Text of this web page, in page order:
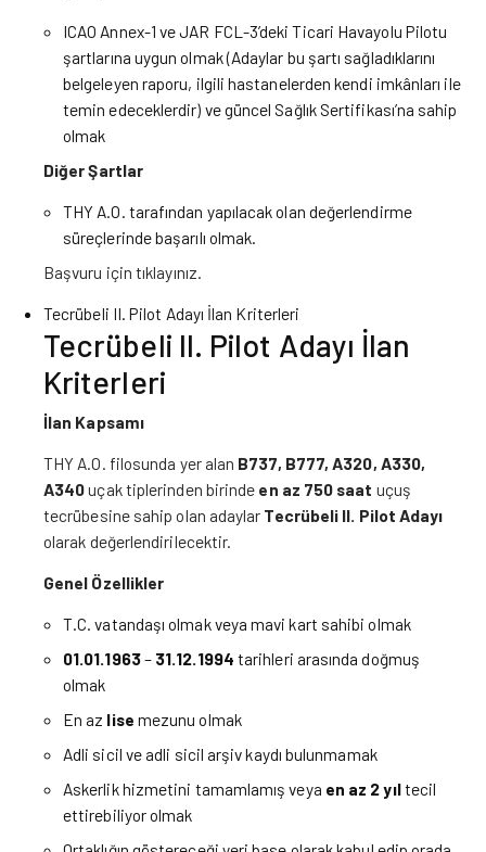
ICAO Annex-1 ve JAR FCL-3’deki Ticari Havayolu Pilotu
şartlarına uygun olmak (Adaylar bu şartı sağladıklarını
belgeleyen raporu, ilgili hastanelerden kendi imkânları ile
temin edeceklerdir) ve güncel Sağlık Sertifikası’na sahip
olmak
Diğer Şartlar
THY A.O. tarafından yapılacak olan değerlendirme
süreçlerinde başarılı olmak.
Başvuru içintıklayınız.
Tecrübeli II. Pilot Adayı İlan Kriterleri
Tecrübeli II. Pilot Adayı İlan
Kriterleri
İlan Kapsamı
THY A.O. filosunda yer alan B737, B777, A320, A330,
A340uçak tiplerinden birinde en az 750 saat uçuş
tecrübesine sahip olan adaylar Tecrübeli II. Pilot Adayı
olarak değerlendirilecektir.
Genel Özellikler
T.C. vatandaşı olmak veya mavi kart sahibi olmak
01.01.1963– 31.12.1994 tarihleri arasında doğmuş
olmak
En az lise mezunu olmak
Adli sicil ve adli sicil arşiv kaydı bulunmamak
Askerlik hizmetini tamamlamış veya en az 2 yıltecil
ettirebiliyor olmak